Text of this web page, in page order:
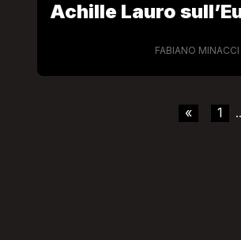
Achille Lauro
FABIANO MINACCI
« 1